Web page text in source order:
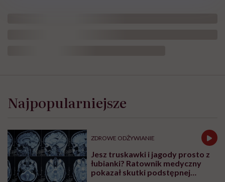
Leczenie otyłości, dieta w
bariatrii i analogi GLP-1. Dr
Maria Brzegowy w Hello
Zdrowie Podcasty